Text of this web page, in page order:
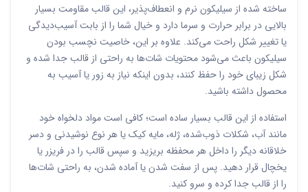
ساخته شده از سیلیکون نرم و انعطاف‌پذیر، این قالب مقاومت بسیار
بالایی در برابر حرارت و سرما دارد و خیال شما را از بابت آسیب‌دیدگی
یا تغییر شکل راحت می‌کند. علاوه بر این، خاصیت نچسب بودن
سیلیکون باعث می‌شود محتویات شات‌ها به راحتی از قالب جدا شده و
شکل زیبای خود را حفظ کنند، بدون اینکه نیاز به زور یا آسیب به
محصول داشته باشید.
استفاده از این قالب بسیار ساده است؛ کافی است مواد دلخواه خود
مانند آب، شکلات ذوب‌شده، ژله، مایه کیک یا هر نوع نوشیدنی و دسر
خلاقانه دیگر را داخل هر محفظه بریزید و سپس قالب را در فریزر یا
یخچال قرار دهید. پس از سفت شدن یا آماده شدن، به راحتی شات‌ها
را از قالب جدا کرده و سرو کنید.